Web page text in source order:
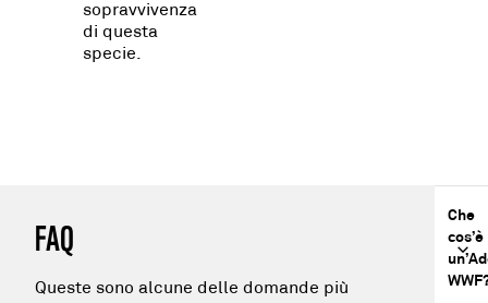
sopravvivenza
di questa
specie.
FAQ
Queste sono alcune delle domande più
Che
cos’è